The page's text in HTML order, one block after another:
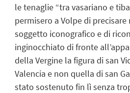
le tenaglie “tra vasariano e
permisero a Volpe di
soggetto iconografico e di
inginocchiato di fronte
della Vergine la figura di san
Valencia e non quella di san
stato sostenuto fin lì senza